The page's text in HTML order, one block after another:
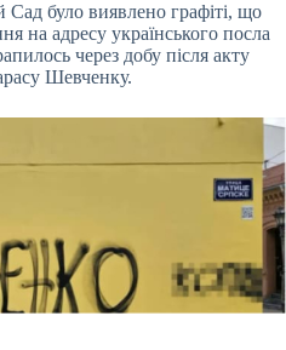
Сад було виявлено графіті, що
на адресу українського посла
через добу після акту
Шевченку.